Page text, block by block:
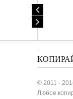
© 2011 -
Любое